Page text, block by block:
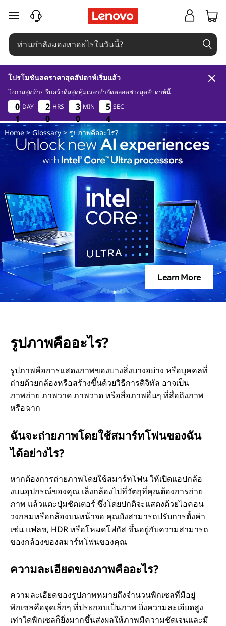
ป
ภ
า
พ
คื
อ
ะ
ไ
ร
?
ข้ามไปที่เนื้อหาหลัก
โปรโมชันลดราคาสุดสัปดาห์เริ่มแล้ว
โอกาสสุดท้าย รีบคว้าดีลสุดคุ้มเวลาจำกัดตลอดช่วงสุดสัปดาห์นี้
0
1
0
1
0
1
0
1
DAY
2
0
2
0
2
0
2
0
HRS
3
0
3
0
3
0
3
0
MIN 5
3
5
2
5
3
5
2
SEC
Home> Glossary> รูปภาพคืออะไร?
Learn More
รูปภาพคืออะไร?
รูปภาพคือการแสดงภาพของบางสิ่งบางอย่าง หรือบุคคลที่
ถ่ายด้วยกล้องหรือสร้างขึ้นด้วยวิธีการดิจิทัล อาจเป็น
ภาพถ่าย ภาพวาด ภาพวาด หรือสื่อภาพอื่นๆ ที่สื่อถึงภาพ
หรือฉาก
ฉันจะถ่ายภาพโดยใช้สมาร์ทโฟนของฉัน
ได้อย่างไร?
หากต้องการถ่ายภาพโดยใช้สมาร์ทโฟน ให้เปิดแอปกล้อ
งบนอุปกรณ์ของคุณ เล็งกล้องไปที่วัตถุที่คุณต้องการถ่าย
ภาพ แล้วแตะปุ่มชัตเตอร์ ซึ่งโดยปกติจะแสดงด้วยไอคอน
วงกลมหรือกล้องบนหน้าจอ คุณยังสามารถปรับการตั้งค่า
เช่น แฟลช, HDR หรือโหมดโฟกัส ขึ้นอยู่กับความสามารถ
ของกล้องของสมาร์ทโฟนของคุณ
ความละเอียดของภาพคืออะไร?
ความละเอียดของรูปภาพหมายถึงจำนวนพิกเซลที่มีอยู่
พิกเซลคือจุดเล็กๆ ที่ประกอบเป็นภาพ ยิ่งความละเอียดสูง
เท่าใดพิกเซลก็ยิ่งมากขึ้นส่งผลให้ภาพมีความชัดเจนและมี